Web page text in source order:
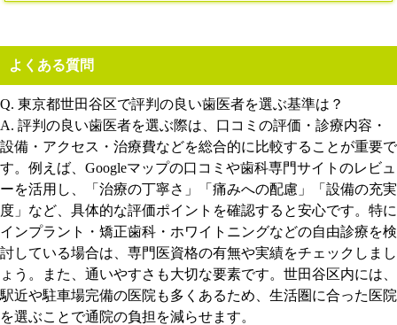
よくある質問
Q. 東京都世田谷区で評判の良い歯医者を選ぶ基準は？
A. 評判の良い歯医者を選ぶ際は、口コミの評価・診療内容・
設備・アクセス・治療費などを総合的に比較することが重要で
す。例えば、Googleマップの口コミや歯科専門サイトのレビュ
ーを活用し、「治療の丁寧さ」「痛みへの配慮」「設備の充実
度」など、具体的な評価ポイントを確認すると安心です。特に
インプラント・矯正歯科・ホワイトニングなどの自由診療を検
討している場合は、専門医資格の有無や実績をチェックしまし
ょう。また、通いやすさも大切な要素です。世田谷区内には、
駅近や駐車場完備の医院も多くあるため、生活圏に合った医院
を選ぶことで通院の負担を減らせます。